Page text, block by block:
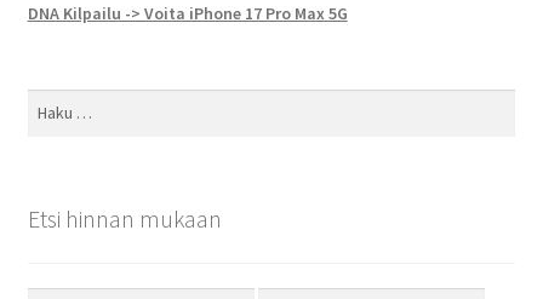
DNA Kilpailu -> Voita iPhone 17 Pro Max 5G
Haku:
Etsi hinnan mukaan